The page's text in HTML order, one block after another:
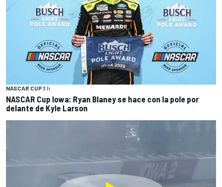
NASCAR CUP3 h
NASCAR Cup Iowa: Ryan Blaney se hace con la pole por
delante de Kyle Larson